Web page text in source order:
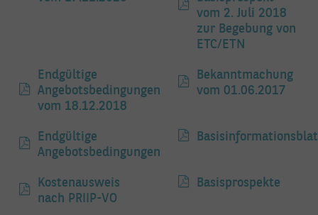
vom 2. Juli 2018
zur Begebung von
ETC/ETN
Endgültige
Angebotsbedingungen
vom 18.12.2018
Bekanntmachung
vom 01.06.2017
Endgültige
Angebotsbedingungen
Kostenausweis
nach PRIIP-VO
Basisprospekte